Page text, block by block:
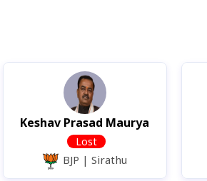
Keshav Prasad Maurya
Lost
BJP |Sirathu